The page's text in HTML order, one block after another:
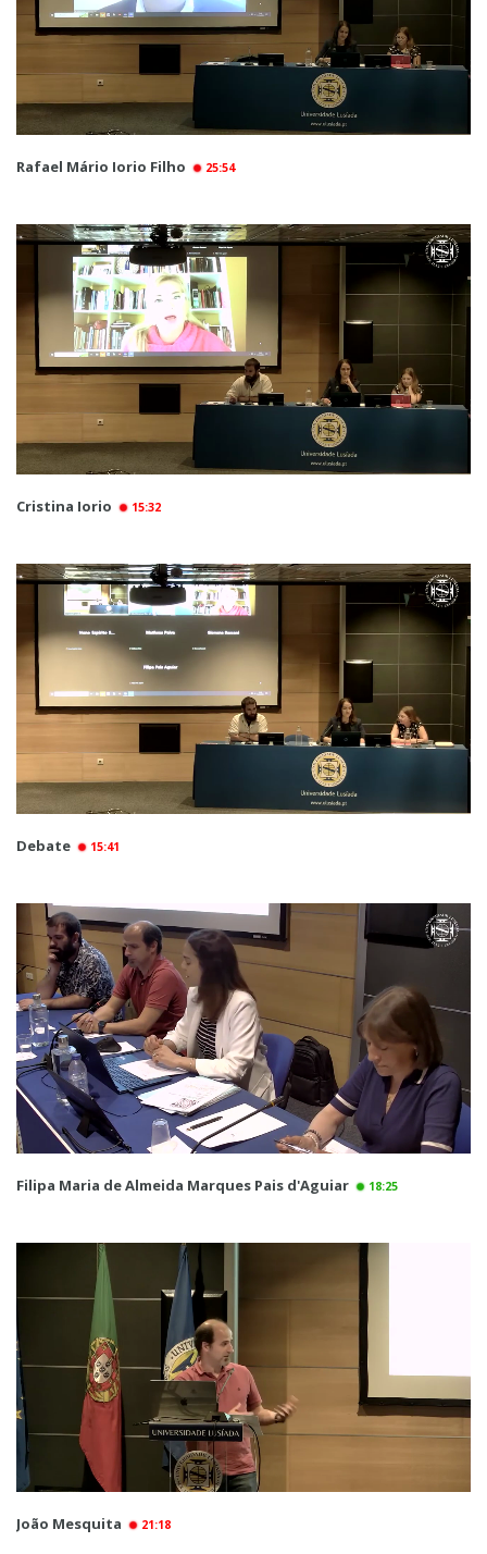
Rafael Mário Iorio Filho 25:54
Cristina Iorio 15:32
Debate 15:41
Filipa Maria de Almeida Marques Pais d'Aguiar 18:25
João Mesquita 21:18